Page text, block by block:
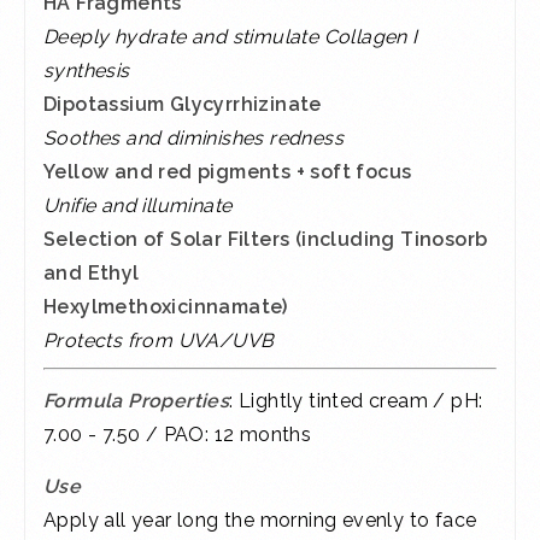
Deeply hydrate and stimulate Collagen I
synthesis
Dipotassium Glycyrrhizinate
Soothes and diminishes redness
Yellow and red pigments + soft focus
Unifie and illuminate
Selection of Solar Filters (including Tinosorb
and Ethyl
Hexylmethoxicinnamate)
Protects from UVA/UVB
Formula Properties: Lightly tinted cream / pH:
7.00 - 7.50 / PAO: 12 months
Use
Apply all year long the morning evenly to face